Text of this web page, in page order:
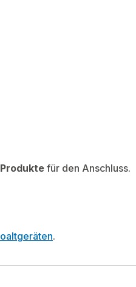
für den Anschluss.
.